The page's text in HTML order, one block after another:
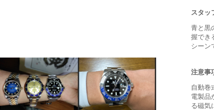
スタッ
青と黒
握でき
シーン
注意事
自動巻
電製品
る磁気